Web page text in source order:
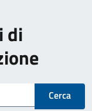
di
Cerca